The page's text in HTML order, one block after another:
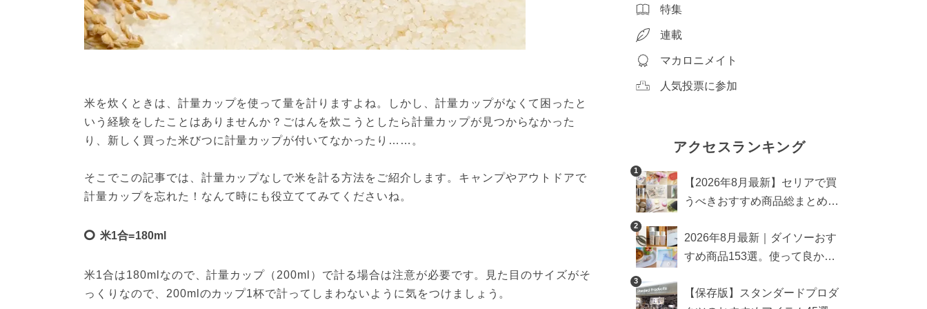
米を炊くときは、計量カップを使って量を計りますよね。しかし、計量カップがなくて困ったと
いう経験をしたことはありませんか？ごはんを炊こうとしたら計量カップが見つからなかった
り、新しく買った米びつに計量カップが付いてなかったり……。
そこでこの記事では、計量カップなしで米を計る方法をご紹介します。キャンプやアウトドアで
計量カップを忘れた！なんて時にも役立ててみてくださいね。
米1合=180ml
米1合は180mlなので、計量カップ（200ml）で計る場合は注意が必要です。見た目のサイズがそ
っくりなので、200mlのカップ1杯で計ってしまわないように気をつけましょう。
特集
連載
マカロニメイト
人気投票に参加
アクセスランキング
1
【2026年8月最新】セリアで買
うべきおすすめ商品総まとめ。
2
2026年8月最新｜ダイソーおす
すめ商品153選。使って良かっ
3
【保存版】スタンダードプロダ